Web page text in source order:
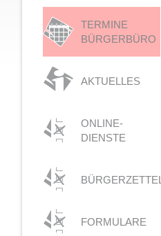
TERMINE
BÜRGERBÜRO
AKTUELLES
ONLINE-
DIENSTE
BÜRGERZETTEL
FORMULARE